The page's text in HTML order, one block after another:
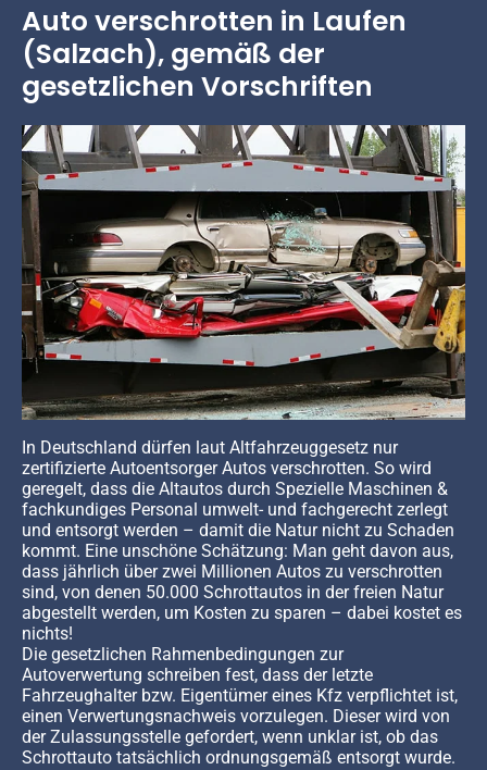
Auto verschrotten in Laufen
(Salzach), gemäß der
gesetzlichen Vorschriften
In Deutschland dürfen laut Altfahrzeuggesetz nur
zertifizierte Autoentsorger Autos verschrotten. So wird
geregelt, dass die Altautos durch Spezielle Maschinen &
fachkundiges Personal umwelt- und fachgerecht zerlegt
und entsorgt werden – damit die Natur nicht zu Schaden
kommt. Eine unschöne Schätzung: Man geht davon aus,
dass jährlich über zwei Millionen Autos zu verschrotten
sind, von denen 50.000 Schrottautos in der freien Natur
abgestellt werden, um Kosten zu sparen – dabei kostet es
nichts!
Die gesetzlichen Rahmenbedingungen zur
Autoverwertung schreiben fest, dass der letzte
Fahrzeughalter bzw. Eigentümer eines Kfz verpflichtet ist,
einen Verwertungsnachweis vorzulegen. Dieser wird von
der Zulassungsstelle gefordert, wenn unklar ist, ob das
Schrottauto tatsächlich ordnungsgemäß entsorgt wurde.